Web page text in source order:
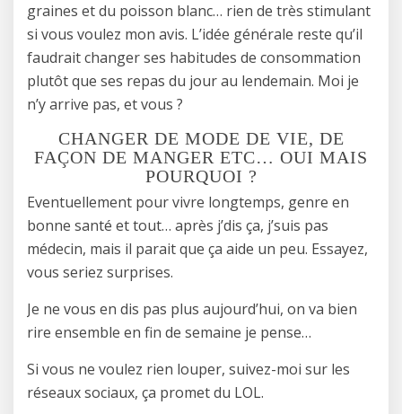
graines et du poisson blanc… rien de très stimulant
si vous voulez mon avis. L’idée générale reste qu’il
faudrait changer ses habitudes de consommation
plutôt que ses repas du jour au lendemain. Moi je
n’y arrive pas, et vous ?
CHANGER DE MODE DE VIE, DE
FAÇON DE MANGER ETC… OUI MAIS
POURQUOI ?
Eventuellement pour vivre longtemps, genre en
bonne santé et tout… après j’dis ça, j’suis pas
médecin, mais il parait que ça aide un peu. Essayez,
vous seriez surprises.
Je ne vous en dis pas plus aujourd’hui, on va bien
rire ensemble en fin de semaine je pense…
Si vous ne voulez rien louper, suivez-moi sur les
réseaux sociaux, ça promet du LOL.